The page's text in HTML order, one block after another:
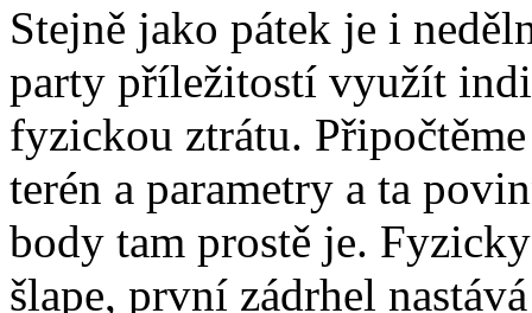
Stejně jako pátek je i
party příležitostí využít
fyzickou ztrátu.
terén a parametry a ta
body tam prostě je.
šlape, první zádrhel